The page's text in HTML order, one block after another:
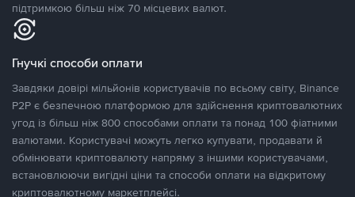
підтримкою більш ніж 70 місцевих валют.
Гнучкі способи оплати
Завдяки довірі мільйонів користувачів по всьому світу, Binance
P2P є безпечною платформою для здійснення криптовалютних
угод із більш ніж 800 способами оплати та понад 100 фіатними
валютами. Користувачі можуть легко купувати, продавати й
обмінювати криптовалюту напряму з іншими користувачами,
встановлюючи вигідні ціни та способи оплати на відкритому
криптовалютному маркетплейсі.